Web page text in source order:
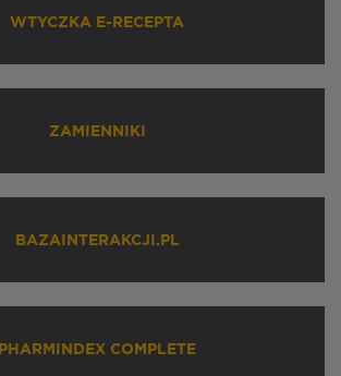
WTYCZKA E-RECEPTA
ZAMIENNIKI
BAZAINTERAKCJI.PL
PHARMINDEX COMPLETE